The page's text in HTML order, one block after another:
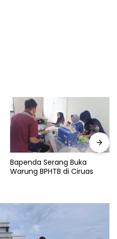
Bapenda Serang Buka
Warung BPHTB di Ciruas